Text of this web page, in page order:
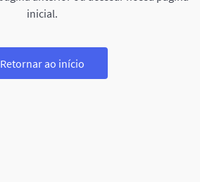
inicial.
Retornar ao início